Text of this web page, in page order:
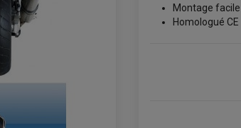
Montage facile
Homologué CE